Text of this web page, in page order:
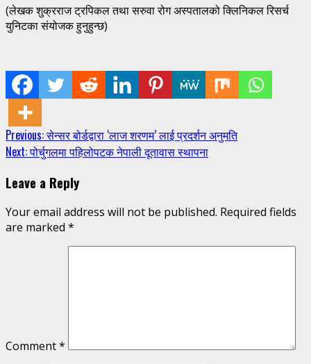
(लेखक शुक्रराज ट्रपिकल तथा सरुवा रोग अस्पतालको क्लिनिकल रिसर्च
युनिटका संयोजक हुनुहुन्छ)
Continue
Reading
Previous:सेन्सर बोर्डद्वारा ‘लाज शरणम’ लाई प्रदर्शन अनुमति
Next:पोर्चुगलमा पहिलोपटक नेपाली दूतावास स्थापना
Leave a Reply
Your email address will not be published. Required fields
are marked *
Comment*